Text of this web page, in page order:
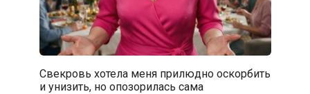
Свекровь хотела меня прилюдно оскорбить
и унизить, но опозорилась сама